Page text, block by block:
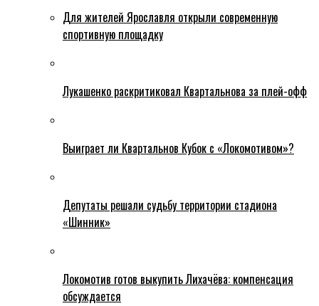
Для жителей Ярославля открыли современную
спортивную площадку
Лукашенко раскритиковал Квартальнова за плей-офф
Выиграет ли Квартальнов Кубок с «Локомотивом»?
Депутаты решали судьбу территории стадиона
«Шинник»
Локомотив готов выкупить Лихачёва: компенсация
обсуждается